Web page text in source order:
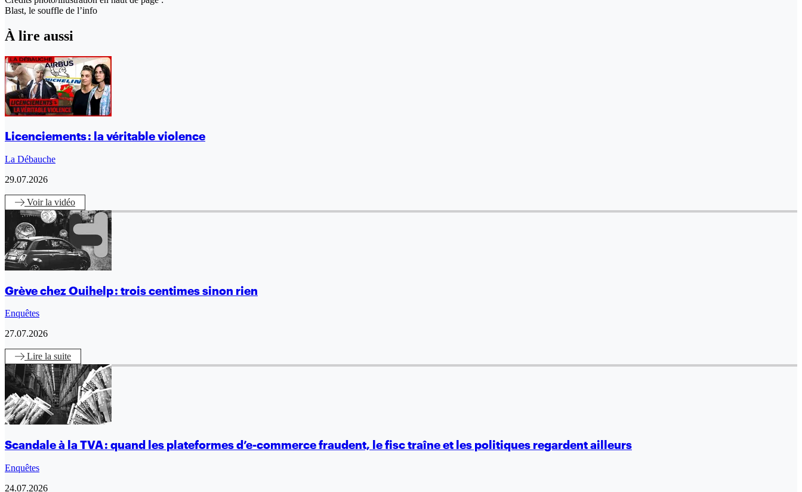
Blast, le souffle de l’info
À lire aussi
Licenciements : la véritable violence
La Débauche
29.07.2026
Voirla vidéo
Grève chez Ouihelp : trois centimes sinon rien
Enquêtes
27.07.2026
Lire la suite
Scandale à la TVA : quand les plateformes d’e-commerce fraudent, le fisc traîne et les politiques regardent ailleurs
Enquêtes
24.07.2026